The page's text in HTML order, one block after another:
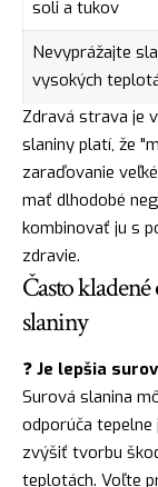
soli a tukov
Nevyprážajte
vysokých
Zdravá strava je
slaniny platí, že
zaraďovanie
mať dlhodobé
kombinovať ju s
zdravie.
Často
slaniny
❓ Je lepšia
Surová slanina
odporúča tepelne
zvýšiť tvorbu
teplotách. Voľte